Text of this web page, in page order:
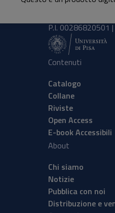
tel.+39 050
P.I. 00286820501
Contenuti
Catalogo
Collane
Riviste
Open Access
E-book Accessibili
About
Chi siamo
Notizie
Pubblica con noi
Distribuzione e